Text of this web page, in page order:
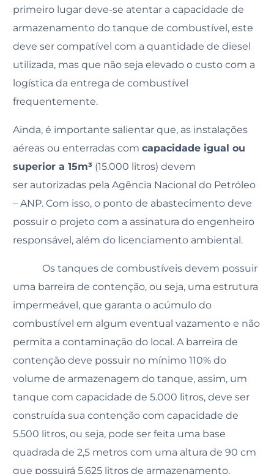
primeiro lugar deve-se atentar a capacidade de
armazenamento do tanque de combustível, este
deve ser compatível com a quantidade de diesel
utilizada, mas que não seja elevado o custo com a
logística da entrega de combustível
frequentemente.
Ainda, é importante salientar que, as instalações
aéreas ou enterradas comcapacidade igual ou
superior a 15m³ (15.000 litros) devem
ser autorizadas pela Agência Nacional do Petróleo
– ANP. Com isso, o ponto de abastecimento deve
possuir o projeto com a assinatura do engenheiro
responsável, além do licenciamento ambiental.
Os tanques de combustíveis devem possuir
uma barreira de contenção, ou seja, uma estrutura
impermeável, que garanta o acúmulo do
combustível em algum eventual vazamento e não
permita a contaminação do local. A barreira de
contenção deve possuir no mínimo 110% do
volume de armazenagem do tanque, assim, um
tanque com capacidade de 5.000 litros, deve ser
construída sua contenção com capacidade de
5.500 litros, ou seja, pode ser feita uma base
quadrada de 2,5 metros com uma altura de 90 cm
que possuirá 5.625 litros de armazenamento.